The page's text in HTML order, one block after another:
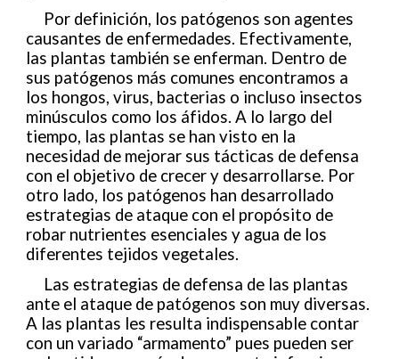
Por definición, los patógenos son agentes
causantes de enfermedades. Efectivamente,
las plantas también se enferman. Dentro de
sus patógenos más comunes encontramos a
los hongos, virus, bacterias o incluso insectos
minúsculos como los áfidos. A lo largo del
tiempo, las plantas se han visto en la
necesidad de mejorar sus tácticas de defensa
con el objetivo de crecer y desarrollarse. Por
otro lado, los patógenos han desarrollado
estrategias de ataque con el propósito de
robar nutrientes esenciales y agua de los
diferentes tejidos vegetales.
Las estrategias de defensa de las plantas
ante el ataque de patógenos son muy diversas.
A las plantas les resulta indispensable contar
con un variado “armamento” pues pueden ser